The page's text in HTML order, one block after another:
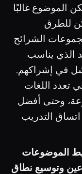
الموضوع غالبًا
للطرق
الشرائح
الذي يناسب
في إشراكهم.
تعدد اللغات
وحتى أفضل
التدريب
الموضوعات
وتوسيع نطاق